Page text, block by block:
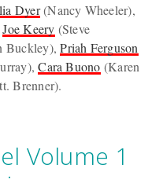
Dyer(Nancy Wheeler),
Joe Keery (Steve
Buckley),Priah Ferguson
Cara Buono (Karen
Brenner).
Volume 1